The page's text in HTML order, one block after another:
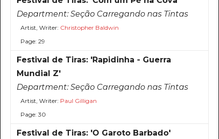
Department:Seção Carregando nas Tintas
Artist, Writer: Christopher Baldwin
Page: 29
Festival de Tiras: 'Rapidinha - Guerra
Mundial Z'
Department:Seção Carregando nas Tintas
Artist, Writer: Paul Gilligan
Page: 30
Festival de Tiras: 'O Garoto Barbado'